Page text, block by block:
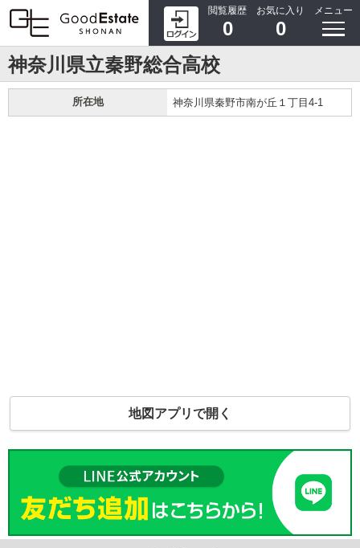
閲覧履歴
0
お気に入り
0
メニュー
神奈川県立秦野総合高校
所在地 神奈川県秦野市南が丘１丁目4-1
地図アプリで開く